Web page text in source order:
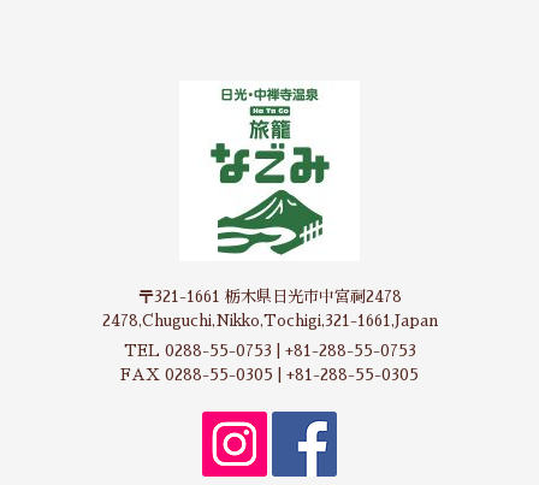
〒321-1661 栃木県日光市中宮祠2478
2478,Chuguchi,Nikko,Tochigi,321-1661,Japan
TEL 0288-55-0753 | +81-288-55-0753
FAX 0288-55-0305 | +81-288-55-0305